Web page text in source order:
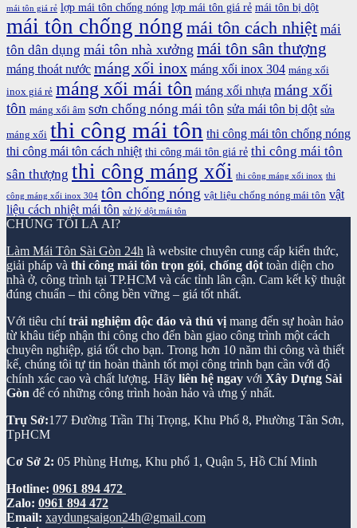
mái tôn giá rẻ lợp mái tôn chống nóng lợp mái tôn giá rẻ mái tôn bị dột
mái tôn chống nóng mái tôn cách nhiệt mái
tôn dân dụng mái tôn nhà xưởng mái tôn sân thượng
máng thoát nước máng xối inox máng xối inox 304 máng xối
inox giá rẻ máng xối mái tôn máng xối nhựa máng xối
tôn máng xối âm sơn chống nóng mái tôn sửa mái tôn bị dột sửa
máng xối thi công mái tôn thi công mái tôn chống nóng
thi công mái tôn cách nhiệt thi công mái tôn giá rẻ thi công mái tôn
sân thượng thi công máng xối thi công máng xối inox thi
công máng xối inox 304 tôn chống nóng vật liệu chống nóng mái tôn vật
liệu cách nhiệt mái tôn xử lý dột mái tôn
CHÚNG TÔI LÀ AI?
Làm Mái Tôn Sài Gòn 24h là website chuyên cung cấp kiến thức,
giải pháp và thi công mái tôn trọn gói, chống dột toàn diện cho
nhà ở, công trình tại TP.HCM và các tỉnh lân cận. Cam kết kỹ thuật
đúng chuẩn – thi công bền vững – giá tốt nhất.
Với tiêu chítrải nghiệm độc đáo và thú vị mang đến sự hoàn hảo
từ khâu tiếp nhận thi công cho đến bàn giao công trình một cách
chuyên nghiệp, giá tốt cho bạn. Trong hơn 10 năm thi công và thiết
kế, chúng tôi tự tin hoàn thành tốt mọi công trình bạn cần với độ
chính xác cao và chất lượng. Hãy liên hệ ngay với Xây Dựng Sài
Gòn để có những công trình hoàn hảo và ưng ý nhất.
Trụ Sở:177 Đường Trần Thị Trọng, Khu Phố 8, Phường Tân Sơn,
TpHCM
Cơ Sở 2: 05 Phùng Hưng, Khu phố 1, Quận 5, Hồ Chí Minh
Hotline: 0961 894 472
Zalo: 0961 894 472
Email: xaydungsaigon24h@gmail.com